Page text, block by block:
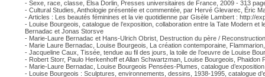
- Sexe, race, classe, Elsa Dorlin, Presses universitaires de France, 2009 - 313
- Cultural Studies, Anthologie présentée et commentée, par Hervé Glevarec, Éric
- Articles : Les beautés féminines et la vie quotidienne par Gisèle Lambert : http://
- Louise Bourgeois, catalogue de l’exposition, collaboration entre la Tate Modern
Bernadac et Jonas Storsve
- Marie-Laure Bernadac et Hans-Ulrich Obrist, Destruction du père /
- Marie Laure Bernadac, Louise Bourgeois, La création contemporaine,
- Jacqueline Caux, Tissée, tendue au fil des jours, la toile de l’oeuvre de Louise
- Robert Storr, Paulo Herkenhoff et Allan Schwartzman, Louise Bourgeois,
- Marie-Laure Bernadac, Louise Bourgeois Pensées-Plumes, catalogue
- Louise Bourgeois : Sculptures, environnements, dessins, 1938-1995, catalogue